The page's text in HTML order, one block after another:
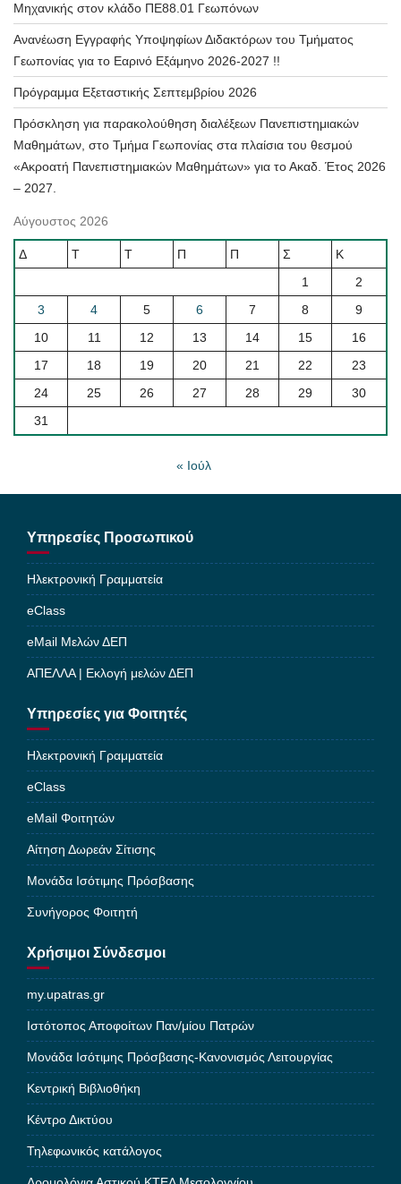
Μηχανικής στον κλάδο ΠΕ88.01 Γεωπόνων
Ανανέωση Εγγραφής Υποψηφίων Διδακτόρων του Τμήματος
Γεωπονίας για το Εαρινό Εξάμηνο 2026-2027 !!
Πρόγραμμα Εξεταστικής Σεπτεμβρίου 2026
Πρόσκληση για παρακολούθηση διαλέξεων Πανεπιστημιακών
Μαθημάτων, στο Τμήμα Γεωπονίας στα πλαίσια του θεσμού
«Ακροατή Πανεπιστημιακών Μαθημάτων» για το Ακαδ. Έτος 2026
– 2027.
Αύγουστος 2026
Δ Τ Τ Π Π Σ
Κ
1
2
3
4 5 6 7 8
9
10
11 12 13 14 15
16
17
18 19 20 21 22
23
24
25 26 27 28 29
30
31
« Ιούλ
Υπηρεσίες Προσωπικού
Ηλεκτρονική Γραμματεία
eClass
eMail Μελών ΔΕΠ
ΑΠΕΛΛΑ | Εκλογή μελών ΔΕΠ
Υπηρεσίες για Φοιτητές
Ηλεκτρονική Γραμματεία
eClass
eMail Φοιτητών
Αίτηση Δωρεάν Σίτισης
Μονάδα Ισότιμης Πρόσβασης
Συνήγορος Φοιτητή
Χρήσιμοι Σύνδεσμοι
my.upatras.gr
Ιστότοπος Αποφοίτων Παν/μίου Πατρών
Μονάδα Ισότιμης Πρόσβασης-Κανονισμός Λειτουργίας
Κεντρική Βιβλιοθήκη
Κέντρο Δικτύου
Τηλεφωνικός κατάλογος